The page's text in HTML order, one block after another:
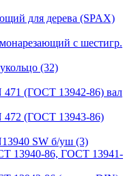
для дерева (SPAX)
с шестигр.
(32)
471 (ГОСТ 13942-86) вал
472 (ГОСТ 13943-86)
SW б/уш (3)
13940-86, ГОСТ 13941-